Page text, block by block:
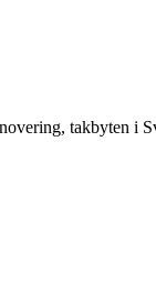
takbyten i